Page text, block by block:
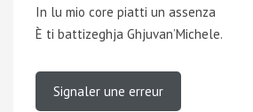
In lu mio core piatti un assenza
È ti battizeghja Ghjuvan’Michele.
Signaler une erreur